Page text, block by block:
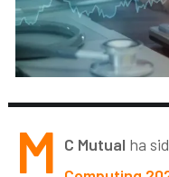
M C Mutual ha